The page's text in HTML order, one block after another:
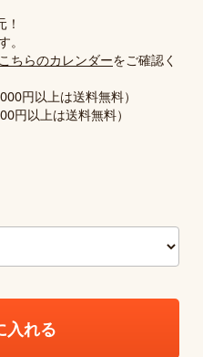
！
。
こちらのカレンダーをご確認く
円以上は送料無料）
円以上は送料無料）
入れる